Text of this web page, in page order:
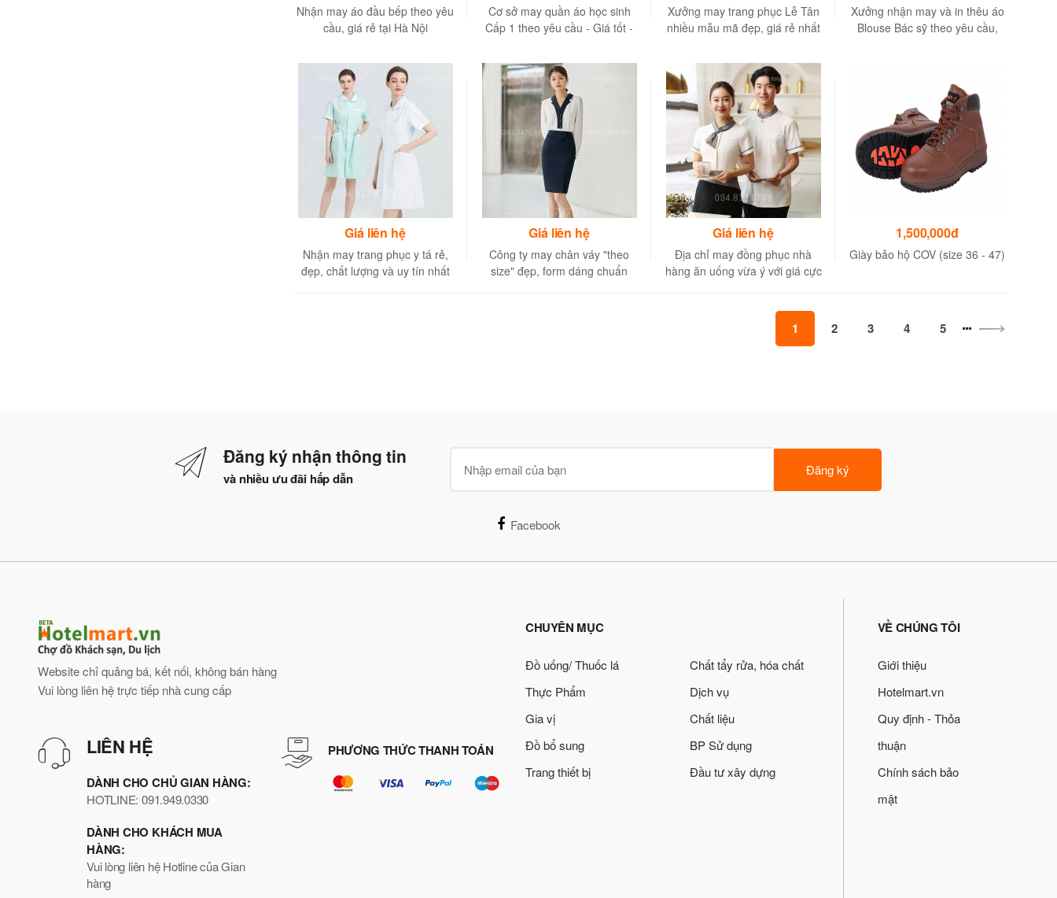
Nhận may áo đầu bếp theo yêu
cầu, giá rẻ tại Hà Nội
Cơ sở may quần áo học sinh
Cấp 1 theo yêu cầu - Giá tốt -
Xưởng may trang phục Lễ Tân
nhiều mẫu mã đẹp, giá rẻ nhất
Xưởng nhận may và in thêu áo
Blouse Bác sỹ theo yêu cầu,
Giá liên hệ
Nhận may trang phục y tá rẻ,
đẹp, chất lượng và uy tín nhất
Giá liên hệ
Công ty may chân váy "theo
size" đẹp, form dáng chuẩn
Giá liên hệ
Địa chỉ may đồng phục nhà
hàng ăn uống vừa ý với giá cực
1,500,000đ
Giày bảo hộ COV (size 36 - 47)
1 2 3 4 5
Đăng ký nhận thông tin
và nhiều ưu đãi hấp dẫn Đăng ký
Facebook
Website chỉ quảng bá, kết nối, không bán hàng
Vui lòng liên hệ trực tiếp nhà cung cấp
LIÊN HỆ
DÀNH CHO CHỦ GIAN HÀNG:
HOTLINE: 091.949.0330
DÀNH CHO KHÁCH MUA
HÀNG:
Vui lòng liên hệ Hotline của Gian
hàng
PHƯƠNG THỨC THANH TOÁN
CHUYÊN MỤC
Đồ uống/ Thuốc lá
Thực Phẩm
Gia vị
Đồ bổ sung
Trang thiết bị
Chất tẩy rửa, hóa chất
Dịch vụ
Chất liệu
BP Sử dụng
Đầu tư xây dựng
VỀ CHÚNG TÔI
Giới thiệu
Hotelmart.vn
Quy định - Thỏa
thuận
Chính sách bảo
mật